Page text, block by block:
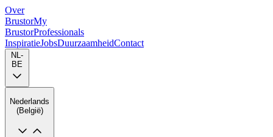
Over
BrustorMy
BrustorProfessionals
InspiratieJobsDuurzaamheidContact
NL-
BE
Nederlands
(België)